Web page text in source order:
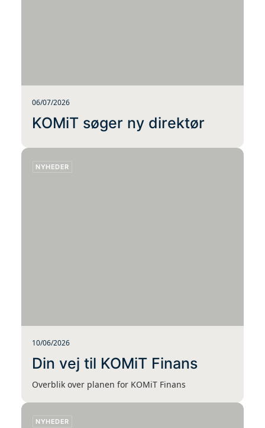
06/07/2026
KOMiT søger ny direktør
NYHEDER
10/06/2026
Din vej til KOMiT Finans
Overblik over planen for KOMiT Finans
NYHEDER